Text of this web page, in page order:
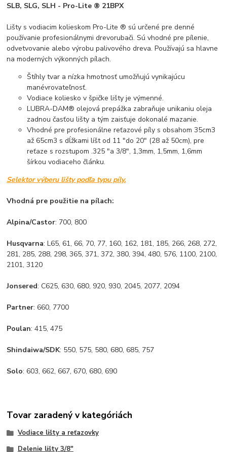
SLB, SLG, SLH - Pro-Lite ® 21BPX
Lišty s vodiacim kolieskom Pro-Lite ® sú určené pre denné
používanie profesionálnymi drevorubači. Sú vhodné pre pílenie,
odvetvovanie alebo výrobu palivového dreva. Používajú sa hlavne
na moderných výkonných pílach.
Štíhly tvar a nízka hmotnosť umožňujú vynikajúcu
manévrovateľnosť.
Vodiace koliesko v špičke lišty je výmenné.
LUBRA-DAM® olejová prepážka zabraňuje unikaniu oleja
zadnou časťou lišty a tým zaisťuje dokonalé mazanie.
Vhodné pre profesionálne reťazové píly s obsahom 35cm3
až 65cm3 s dĺžkami líšt od 11 "do 20" (28 až 50cm), pre
reťaze s rozstupom .325 "a 3/8", 1,3mm, 1,5mm, 1,6mm
šírkou vodiaceho článku.
Selektor výberu lišty podľa typu píly.
Vhodná pre použitie na pílach:
Alpina/Castor: 700, 800
Husqvarna: L65, 61, 66, 70, 77, 160, 162, 181, 185, 266, 268, 272,
281, 285, 288, 298, 365, 371, 372, 380, 394, 480, 576, 1100, 2100,
2101, 3120
Jonsered: C625, 630, 680, 920, 930, 2045, 2077, 2094
Partner: 660, 7700
Poulan: 415, 475
Shindaiwa/SDK: 550, 575, 580, 680, 685, 757
Solo: 603, 662, 667, 670, 680, 690
Tovar zaradený v kategóriách
Vodiace lišty a reťazovky
Delenie lišty 3/8"